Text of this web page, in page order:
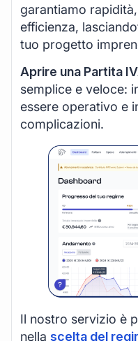
garantiamo
efficienza,
tuo progetto
Aprire una Partita
semplice e veloce:
essere operativo e
complicazioni.
Il nostro servizio è
nella scelta del